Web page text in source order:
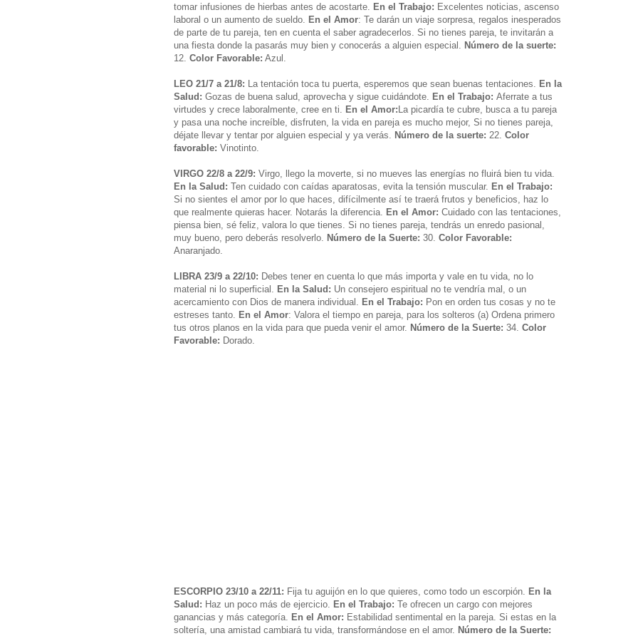
tomar infusiones de hierbas antes de acostarte. En el Trabajo: Excelentes noticias, ascenso
laboral o un aumento de sueldo. En el Amor: Te darán un viaje sorpresa, regalos inesperados
de parte de tu pareja, ten en cuenta el saber agradecerlos. Si no tienes pareja, te invitarán a
una fiesta donde la pasarás muy bien y conocerás a alguien especial. Número de la suerte:
12. Color Favorable: Azul.
LEO 21/7 a 21/8: La tentación toca tu puerta, esperemos que sean buenas tentaciones. En la
Salud: Gozas de buena salud, aprovecha y sigue cuidándote. En el Trabajo: Aferrate a tus
virtudes y crece laboralmente, cree en ti. En el Amor:La picardía te cubre, busca a tu pareja
y pasa una noche increíble, disfruten, la vida en pareja es mucho mejor, Si no tienes pareja,
déjate llevar y tentar por alguien especial y ya verás. Número de la suerte: 22. Color
favorable: Vinotinto.
VIRGO 22/8 a 22/9: Virgo, llego la moverte, si no mueves las energías no fluirá bien tu vida.
En la Salud: Ten cuidado con caídas aparatosas, evita la tensión muscular. En el Trabajo:
Si no sientes el amor por lo que haces, difícilmente así te traerá frutos y beneficios, haz lo
que realmente quieras hacer. Notarás la diferencia. En el Amor: Cuidado con las tentaciones,
piensa bien, sé feliz, valora lo que tienes. Si no tienes pareja, tendrás un enredo pasional,
muy bueno, pero deberás resolverlo. Número de la Suerte: 30. Color Favorable:
Anaranjado.
LIBRA 23/9 a 22/10: Debes tener en cuenta lo que más importa y vale en tu vida, no lo
material ni lo superficial. En la Salud: Un consejero espiritual no te vendría mal, o un
acercamiento con Dios de manera individual. En el Trabajo: Pon en orden tus cosas y no te
estreses tanto. En el Amor: Valora el tiempo en pareja, para los solteros (a) Ordena primero
tus otros planos en la vida para que pueda venir el amor. Número de la Suerte: 34. Color
Favorable: Dorado.
ESCORPIO 23/10 a 22/11: Fija tu aguijón en lo que quieres, como todo un escorpión. En la
Salud: Haz un poco más de ejercicio. En el Trabajo: Te ofrecen un cargo con mejores
ganancias y más categoría. En el Amor: Estabilidad sentimental en la pareja. Si estas en la
soltería, una amistad cambiará tu vida, transformándose en el amor. Número de la Suerte: